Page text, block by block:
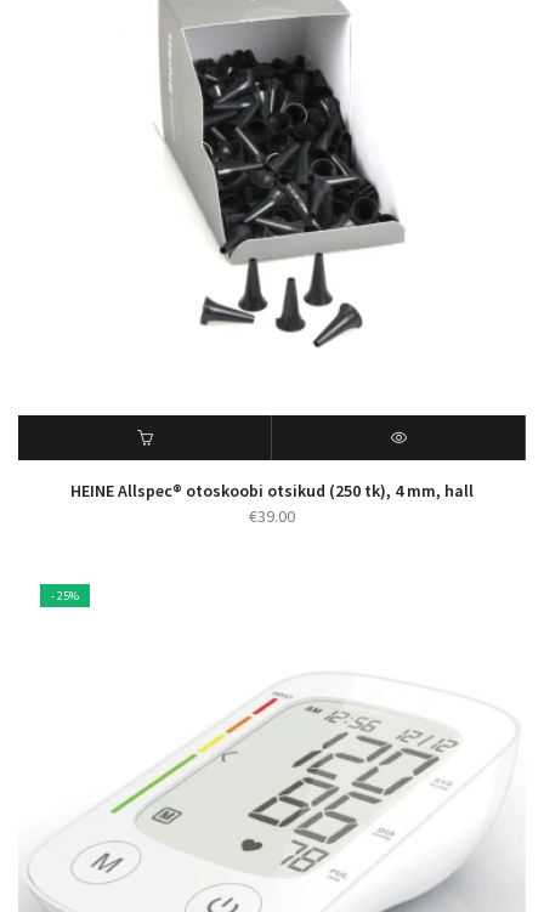
HEINE Allspec® otoskoobi otsikud (250 tk), 4 mm, hall
€39.00
- 25%